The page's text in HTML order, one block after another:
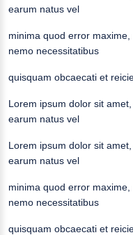
earum natus vel
minima quod error
nemo necessitatibus
quisquam obcaecati et
Lorem ipsum dolor sit
earum natus vel
Lorem ipsum dolor sit
earum natus vel
minima quod error
nemo necessitatibus
quisquam obcaecati et